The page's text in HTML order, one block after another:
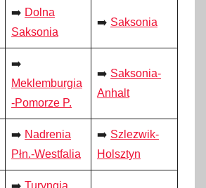
➡️ Dolna
Saksonia
➡️ Saksonia
➡️
Meklemburgia
-Pomorze P.
➡️ Saksonia-
Anhalt
➡️ Nadrenia
Płn.-Westfalia
➡️ Szlezwik-
Holsztyn
➡️ Turyngia